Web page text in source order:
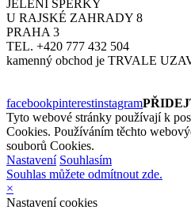
JELENÍ ŠPERKY
U RAJSKÉ ZAHRADY 8
PRAHA 3
TEL. +420 777 432 504
kamenný obchod je TRVALE
facebookpinterestinstagram
Tyto webové stránky používají k
Cookies. Používáním těchto
souborů Cookies.
Nastavení Souhlasím
Souhlas můžete odmítnout zde.
×
Nastavení cookies